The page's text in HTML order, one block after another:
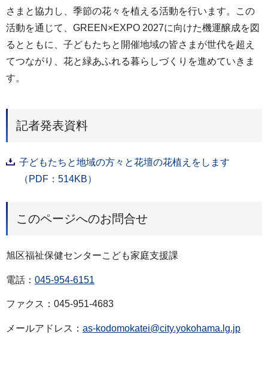
さまと協力し、季節の花々を植える活動を行います。この
活動を通じて、GREEN×EXPO 2027に向けた機運醸成を図
るとともに、子どもたちと開催地域の皆さまが世代を超え
てつながり、花と緑あふれる暮らしづくりを進めていきま
す。
記者発表資料
子どもたちと地域の方々と花壇の花植えをします
（PDF：514KB）
このページへのお問合せ
旭区福祉保健センターこども家庭支援課
電話： 045-954-6151
ファクス：045-951-4683
メールアドレス： as-kodomokatei@city.yokohama.lg.jp